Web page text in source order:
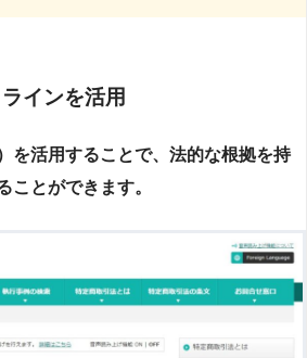
インを活用
を活用することで、法的な根拠を持
ことができます。